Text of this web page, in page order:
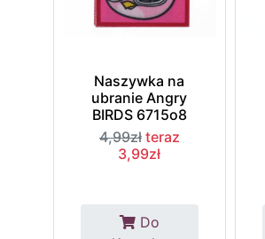
Naszywka na
ubranie Angry
BIRDS 6715o8
4,99zł teraz
3,99zł
Do